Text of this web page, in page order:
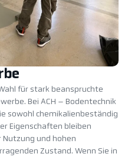
für stark beanspruchte
Bei ACH – Bodentechnik
sowohl chemikalienbeständig
Eigenschaften bleiben
Nutzung und hohen
Zustand. Wenn Sie in